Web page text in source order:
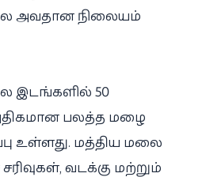
அவதான நிலையம்
இடங்களில் 50
பலத்த மழை
உள்ளது. மத்திய மலை
வடக்கு மற்றும்